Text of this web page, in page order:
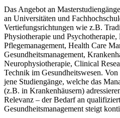
Das Angebot an
an Universitäten und
Vertiefungsrichtungen wie z.B.
Physiotherapie und
Pflegemanagement, Health Care
Gesundheitsmanagement,
Neurophysiotherapie, Clinical
Technik im Gesundheitswesen.
jene Studiengänge, welche das
(z.B. in Krankenhäusern)
Relevanz – der Bedarf an
Gesundheitsmanagement steigt